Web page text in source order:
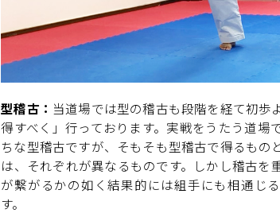
型稽古： 当道場では型の稽古も段階を経て初歩
得すべく」行っております。実戦をうたう道場
ちな型稽古ですが、そもそも型稽古で得るもの
は、それぞれが異なるものです。しかし稽古を
が繋がるかの如く結果的には組手にも相通じ
す。